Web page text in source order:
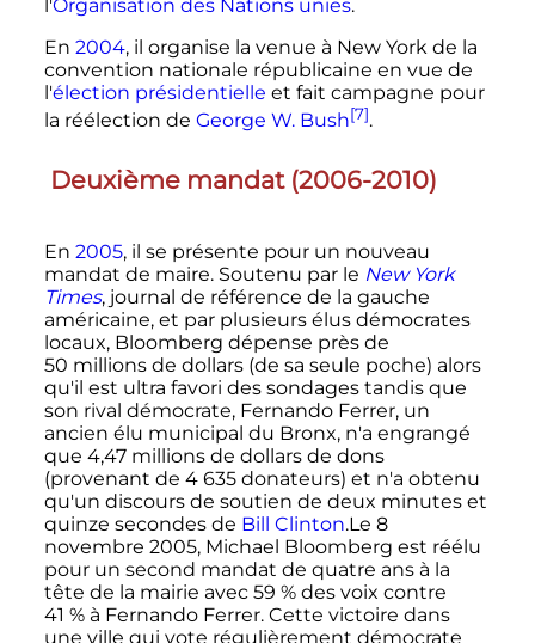
l'Organisation des Nations unies.
En 2004, il organise la venue à New York de la
convention nationale républicaine en vue de
l'élection présidentielle et fait campagne pour
la réélection de George W. Bush[7].
Deuxième mandat (2006-2010)
En 2005, il se présente pour un nouveau
mandat de maire. Soutenu par le New York
Times, journal de référence de la gauche
américaine, et par plusieurs élus démocrates
locaux, Bloomberg dépense près de
50 millions de dollars (de sa seule poche) alors
qu'il est ultra favori des sondages tandis que
son rival démocrate, Fernando Ferrer, un
ancien élu municipal du Bronx, n'a engrangé
que 4,47 millions de dollars de dons
(provenant de 4 635 donateurs) et n'a obtenu
qu'un discours de soutien de deux minutes et
quinze secondes de Bill Clinton.Le 8
novembre 2005, Michael Bloomberg est réélu
pour un second mandat de quatre ans à la
tête de la mairie avec 59 % des voix contre
41 % à Fernando Ferrer. Cette victoire dans
une ville qui vote régulièrement démocrate